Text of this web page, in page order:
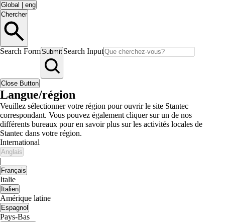
Global
eng
Chercher
Search FormSubmit Search Input
Close Button
Langue/région
Veuillez sélectionner votre région pour ouvrir le site Stantec
correspondant. Vous pouvez également cliquer sur un de nos
différents bureaux pour en savoir plus sur les activités locales de
Stantec dans votre région.
International
Anglais
|
Français
Italie
Italien
Amérique latine
Espagnol
Pays-Bas